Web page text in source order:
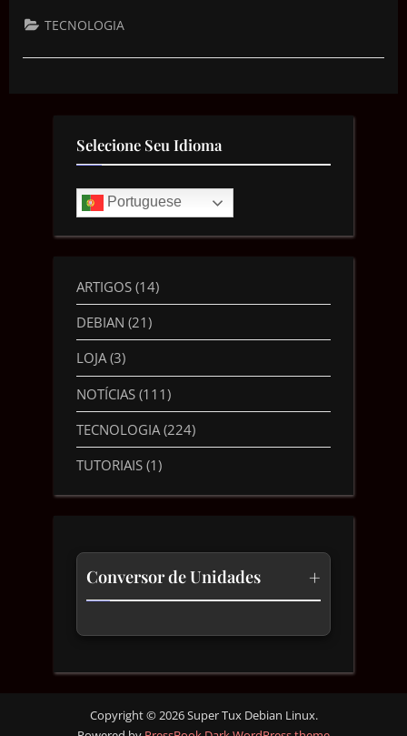
TECNOLOGIA
Selecione Seu Idioma
Portuguese
ARTIGOS (14)
DEBIAN (21)
LOJA(3)
NOTÍCIAS (111)
TECNOLOGIA (224)
TUTORIAIS (1)
Conversor de Unidades +
Comprimento
Velocidade
Copyright © 2026 Super Tux Debian Linux.